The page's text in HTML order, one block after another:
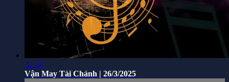
22:28
Vận May Tài Chánh | 26/3/2025